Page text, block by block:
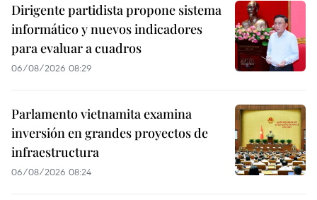
Dirigente partidista propone sistema
informático y nuevos indicadores
para evaluar a cuadros
06/08/2026 08:29
Parlamento vietnamita examina
inversión en grandes proyectos de
infraestructura
06/08/2026 08:24